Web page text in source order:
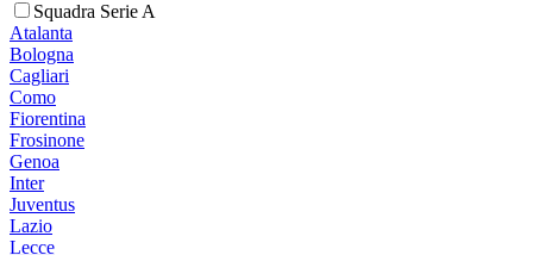
Squadra Serie A
Atalanta
Bologna
Cagliari
Como
Fiorentina
Frosinone
Genoa
Inter
Juventus
Lazio
Lecce